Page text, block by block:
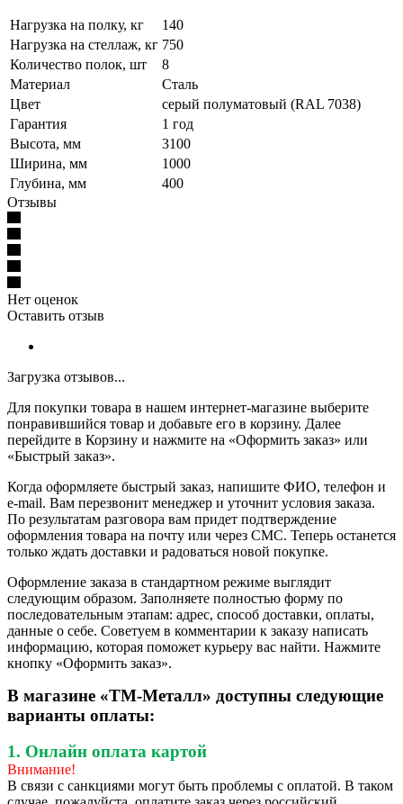
Нагрузка на полку, кг
140
Нагрузка на стеллаж, кг 750
Количество полок, шт
8
Материал
Сталь
Цвет
серый полуматовый (RAL 7038)
Гарантия
1 год
Высота, мм
3100
Ширина, мм
1000
Глубина, мм
400
Отзывы
Нет оценок
Оставить отзыв
Загрузка отзывов...
Для покупки товара в нашем интернет-магазине выберите
понравившийся товар и добавьте его в корзину. Далее
перейдите в Корзину и нажмите на «Оформить заказ» или
«Быстрый заказ».
Когда оформляете быстрый заказ, напишите ФИО, телефон и
e-mail. Вам перезвонит менеджер и уточнит условия заказа.
По результатам разговора вам придет подтверждение
оформления товара на почту или через СМС. Теперь останется
только ждать доставки и радоваться новой покупке.
Оформление заказа в стандартном режиме выглядит
следующим образом. Заполняете полностью форму по
последовательным этапам: адрес, способ доставки, оплаты,
данные о себе. Советуем в комментарии к заказу написать
информацию, которая поможет курьеру вас найти. Нажмите
кнопку «Оформить заказ».
В магазине «ТМ-Металл» доступны следующие
варианты оплаты:
1. Онлайн оплата картой
Внимание!
В связи с санкциями могут быть проблемы с оплатой. В таком